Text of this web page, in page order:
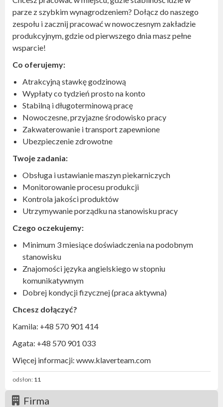
parze z szybkim wynagrodzeniem? Dołącz do naszego
zespołu i zacznij pracować w nowoczesnym zakładzie
produkcyjnym, gdzie od pierwszego dnia masz pełne
wsparcie!
Co oferujemy:
Atrakcyjną stawkę godzinową
Wypłaty co tydzień prosto na konto
Stabilną i długoterminową pracę
Nowoczesne, przyjazne środowisko pracy
Zakwaterowanie i transport zapewnione
Ubezpieczenie zdrowotne
Twoje zadania:
Obsługa i ustawianie maszyn piekarniczych
Monitorowanie procesu produkcji
Kontrola jakości produktów
Utrzymywanie porządku na stanowisku pracy
Czego oczekujemy:
Minimum 3 miesiące doświadczenia na podobnym
stanowisku
Znajomości języka angielskiego w stopniu
komunikatywnym
Dobrej kondycji fizycznej (praca aktywna)
Chcesz dołączyć?
Kamila: +48 570 901 414
Agata: +48 570 901 033
Więcej informacji: www.klaverteam.com
odsłon: 11
Firma